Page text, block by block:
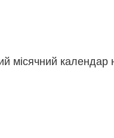
місячний календар